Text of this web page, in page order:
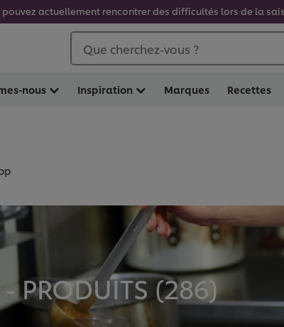
pouvez actuellement rencontrer des difficultés lors de la
Que cherchez-vous ?
nous Inspiration Marques Recettes
PRODUITS (286)